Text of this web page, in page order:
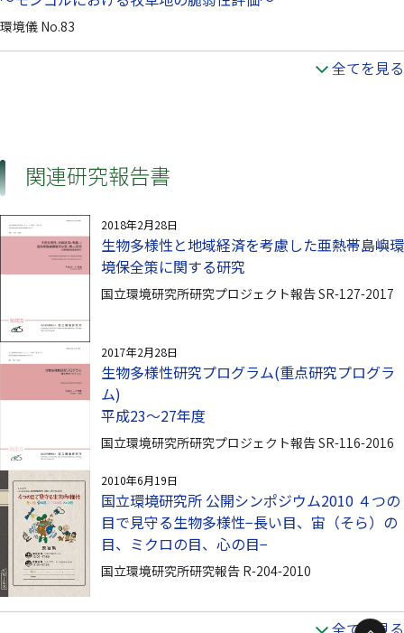
環境儀 No.83
全てを見る
関連研究報告書
2018年2月28日
生物多様性と地域経済を考慮した亜熱帯島嶼環
境保全策に関する研究
国立環境研究所研究プロジェクト報告 SR-127-2017
2017年2月28日
生物多様性研究プログラム(重点研究プログラ
ム)
平成23～27年度
国立環境研究所研究プロジェクト報告 SR-116-2016
2010年6月19日
国立環境研究所 公開シンポジウム2010 ４つの
目で見守る生物多様性−長い目、宙（そら）の
目、ミクロの目、心の目−
国立環境研究所研究報告 R-204-2010
全てを見る